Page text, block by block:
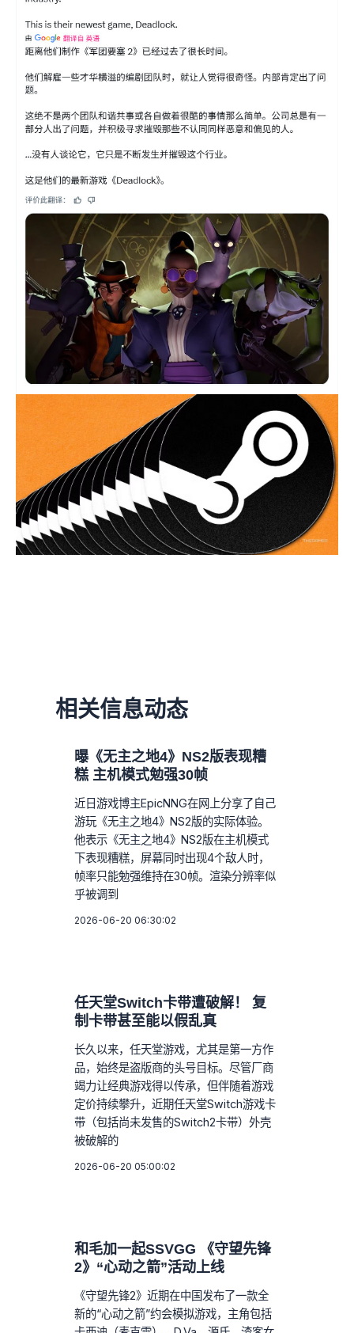
相关信息动态
曝《无主之地4》NS2版表现糟
糕 主机模式勉强30帧
近日游戏博主EpicNNG在网上分享了自己
游玩《无主之地4》NS2版的实际体验。
他表示《无主之地4》NS2版在主机模式
下表现糟糕，屏幕同时出现4个敌人时，
帧率只能勉强维持在30帧。渲染分辨率似
乎被调到
2026-06-20 06:30:02
任天堂Switch卡带遭破解！ 复
制卡带甚至能以假乱真
长久以来，任天堂游戏，尤其是第一方作
品，始终是盗版商的头号目标。尽管厂商
竭力让经典游戏得以传承，但伴随着游戏
定价持续攀升，近期任天堂Switch游戏卡
带（包括尚未发售的Switch2卡带）外壳
被破解的
2026-06-20 05:00:02
和毛加一起SSVGG 《守望先锋
2》“心动之箭”活动上线
《守望先锋2》近期在中国发布了一款全
新的“心动之箭”约会模拟游戏，主角包括